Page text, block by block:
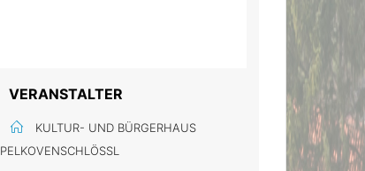
VERANSTALTER
KULTUR- UND BÜRGERHAUS
PELKOVENSCHLÖSSL